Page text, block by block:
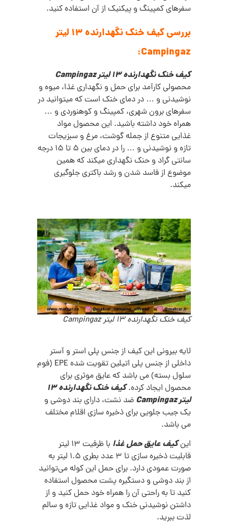
سفرهای کمپینگ و پیکنیک از آن استفاده کنید.
بررسی کیف خنک نگهدارنده 13 لیتر
Campingaz:
کیف خنک نگهدارنده 13 لیتر Campingaz
محصولی کارآمد برای حمل و نگهداری غذا، میوه و
نوشیدنی و … در دمای خنک است که میتوانید در
سفرهای برون شهری، کمپینگ و کوهنوردی و …
همراه خود داشته باشید. این محصول مواد
غذایی متنوع از جمله گوشت، مرغ و سبزیجات
تازه و نوشیدنی و … را در دمای بین 5 تا 15 درجه
سانتی گراد و حنک نگهداری میکند که همین
موضوع از فاسد شدن و رشد باکتری جلوگیری
میکند.
کیف خنک نگهدارنده 13 لیتر Campingaz
لایه بیرونی این کیف از جنس پلی استر و آستر
داخلی از جنس پلی اتیلین تقویت شده EPE (فوم
سلول بسته) می باشد که عایق موثری برای
محصول ایجاد کرده.
کیف خنک نگهدارنده 13
لیتر Campingaz
ضد نشت، دارای بند دوشی و
یک جیب جلویی برای ذخیره سازی اقلام مختلف
می باشد.
اینکیف عایق حمل غذا
با ظرفیت 13 لیتر
قابلیت ذخیره سازی تا 3 عدد بطری 1.5 لیتر به
صورت عمودی دارد. برای حمل این کوله می‌توانید
از بند دوشی و دستگیره پشت محصول استفاده
کنید تا به راحتی آن را همراه خود حمل کنید و از
داشتن نوشیدنی خنک و مواد غذایی تازه و سالم
لذت ببرید.